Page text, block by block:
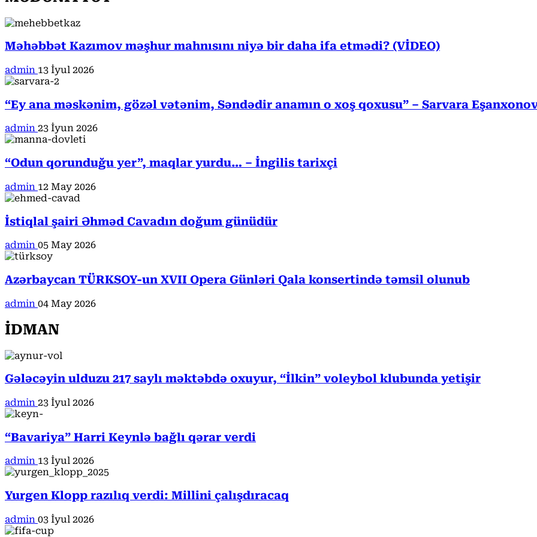
Məhəbbət Kazımov məşhur mahnısını niyə bir daha ifa etmədi? (VİDEO)
admin 13 İyul 2026
“Ey ana məskənim, gözəl vətənim, Səndədir anamın o xoş qoxusu” – Sarvara
admin 23 İyun 2026
“Odun qorunduğu yer”, maqlar yurdu… – İngilis tarixçi
admin 12 May 2026
İstiqlal şairi Əhməd Cavadın doğum günüdür
admin 05 May 2026
Azərbaycan TÜRKSOY-un XVII Opera Günləri Qala konsertində təmsil olunub
admin 04 May 2026
İDMAN
Gələcəyin ulduzu 217 saylı məktəbdə oxuyur, “İlkin” voleybol klubunda yetişir
admin 23 İyul 2026
“Bavariya” Harri Keynlə bağlı qərar verdi
admin 13 İyul 2026
Yurgen Klopp razılıq verdi: Millini çalışdıracaq
admin 03 İyul 2026